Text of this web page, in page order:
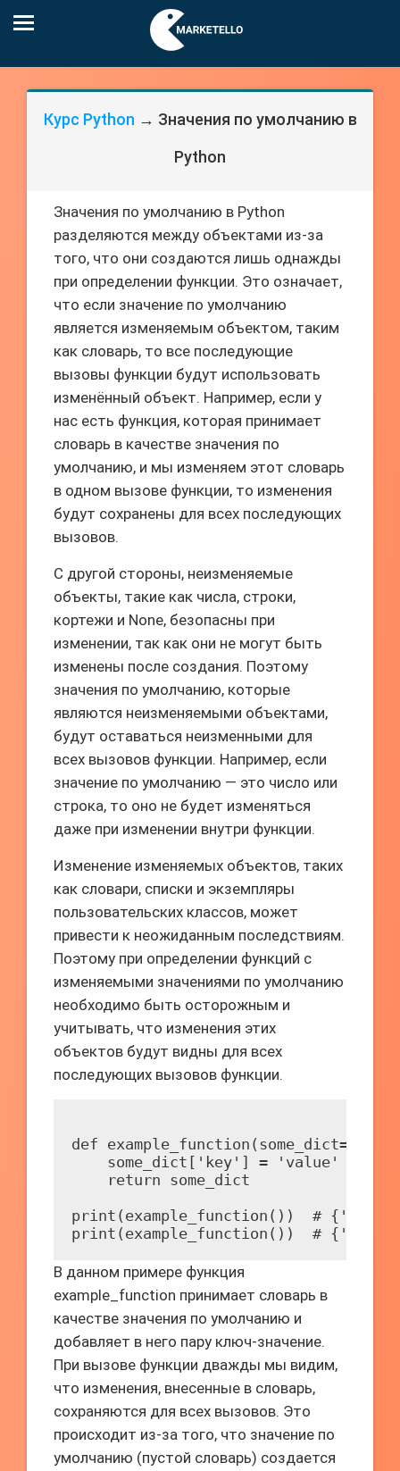
Курс Python → Значения по умолчанию в
Python
Значения по умолчанию в Python
разделяются между объектами из-за
того, что они создаются лишь однажды
при определении функции. Это означает,
что если значение по умолчанию
является изменяемым объектом, таким
как словарь, то все последующие
вызовы функции будут использовать
изменённый объект. Например, если у
нас есть функция, которая принимает
словарь в качестве значения по
умолчанию, и мы изменяем этот словарь
в одном вызове функции, то изменения
будут сохранены для всех последующих
вызовов.
С другой стороны, неизменяемые
объекты, такие как числа, строки,
кортежи и None, безопасны при
изменении, так как они не могут быть
изменены после создания. Поэтому
значения по умолчанию, которые
являются неизменяемыми объектами,
будут оставаться неизменными для
всех вызовов функции. Например, если
значение по умолчанию — это число или
строка, то оно не будет изменяться
даже при изменении внутри функции.
Изменение изменяемых объектов, таких
как словари, списки и экземпляры
пользовательских классов, может
привести к неожиданным последствиям.
Поэтому при определении функций с
изменяемыми значениями по умолчанию
необходимо быть осторожным и
учитывать, что изменения этих
объектов будут видны для всех
последующих вызовов функции.
def example_function(some_dict={}):
    some_dict['key'] = 'value'
    return some_dict
print(example_function())  #
В данном примере функция
example_function принимает словарь в
качестве значения по умолчанию и
добавляет в него пару ключ-значение.
При вызове функции дважды мы видим,
что изменения, внесенные в словарь,
сохраняются для всех вызовов. Это
происходит из-за того, что значение по
умолчанию (пустой словарь) создается